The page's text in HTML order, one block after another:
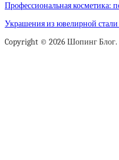
Профессиональная косметика:
Украшения из ювелирной
Copyright © 2026 Шопинг Блог.